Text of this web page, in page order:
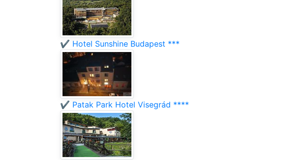
✔️ Hotel Sunshine Budapest ***
✔️ Patak Park Hotel Visegrád ****